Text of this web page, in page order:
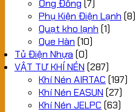
Ống Đồng (7)
Phụ Kiện Điện Lạnh (8)
Quạt kho lạnh (1)
Que Hàn (10)
Tủ Điện Nhựa (0)
VẬT TƯ KHÍ NÉN (287)
Khí Nén AIRTAC (197)
Khí Nén EASUN (27)
Khí Nén JELPC (63)